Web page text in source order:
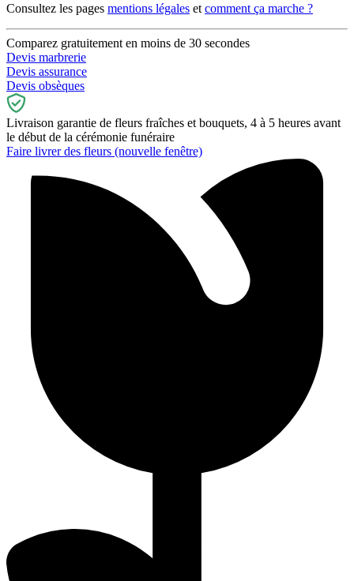
Consultez les pages mentions légales et comment ça marche ?
Comparez gratuitement en moins de 30 secondes
Devis marbrerie
Devis assurance
Devis obsèques
Livraison garantie de fleurs fraîches et bouquets, 4 à 5 heures avant
le début de la cérémonie funéraire
Faire livrer des fleurs (nouvelle fenêtre)